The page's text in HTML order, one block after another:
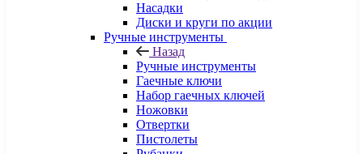
Насадки
Диски и круги по акции
Ручные инструменты
Назад
Ручные инструменты
Гаечные ключи
Набор гаечных ключей
Ножовки
Отвертки
Пистолеты